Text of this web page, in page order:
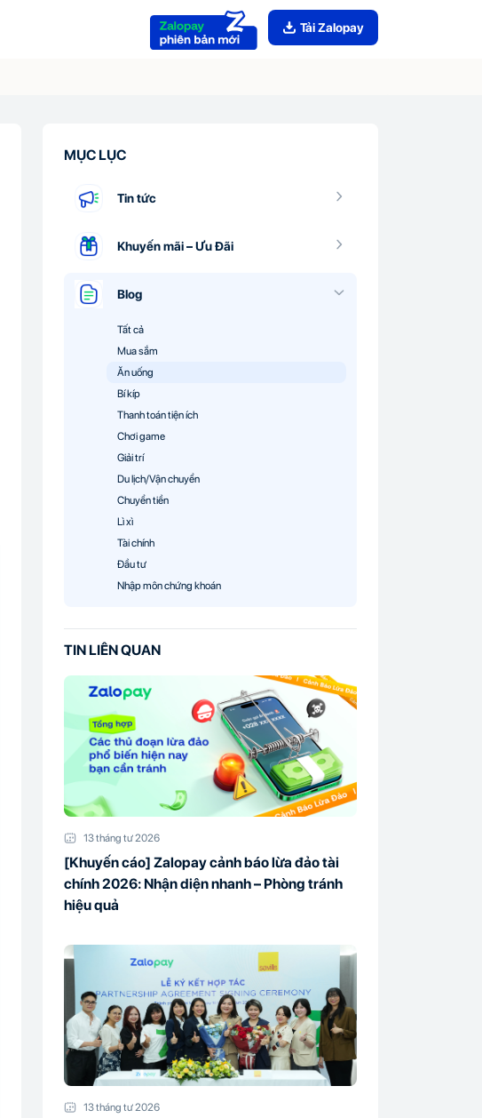
Tải Zalopay
MỤC LỤC
Tin tức
Khuyến mãi – Ưu Đãi
Blog
Tất cả
Mua sắm
Ăn uống
Bí kíp
Thanh toán tiện ích
Chơi game
Giải trí
Du lịch/Vận chuyển
Chuyển tiền
Lì xì
Tài chính
Đầu tư
Nhập môn chứng khoán
TIN LIÊN QUAN
13 tháng tư 2026
[Khuyến cáo] Zalopay cảnh báo lừa đảo tài
chính 2026: Nhận diện nhanh – Phòng tránh
hiệu quả
13 tháng tư 2026